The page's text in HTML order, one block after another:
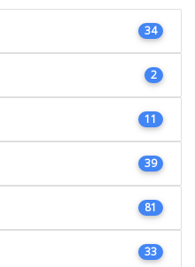
34
2
11
39
81
33